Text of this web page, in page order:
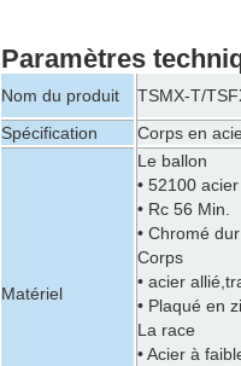
Paramètres
Nom du produit
TSMX-T/
Spécification
Corps en
Matériel
Le ballon
• 52100 acier
• Rc 56 Min.
• Chromé dur
Corps
• acier
• Plaqué en
La race
• Acier à